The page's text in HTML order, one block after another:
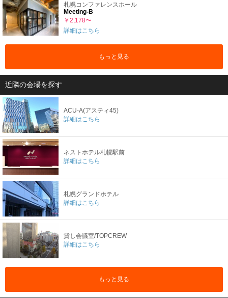
札幌コンファレンスホール
Meeting-B
￥2,178〜
詳細はこちら
もっと見る
近隣の会場を探す
ACU-A(アスティ45)
詳細はこちら
ネストホテル札幌駅前
詳細はこちら
札幌グランドホテル
詳細はこちら
貸し会議室/TOPCREW
詳細はこちら
もっと見る